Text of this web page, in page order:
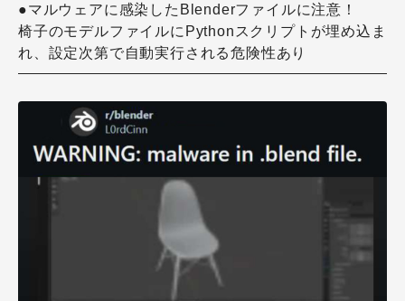
●マルウェアに感染したBlenderファイルに注意！
椅子のモデルファイルにPythonスクリプトが埋め込ま
れ、設定次第で自動実行される危険性あり